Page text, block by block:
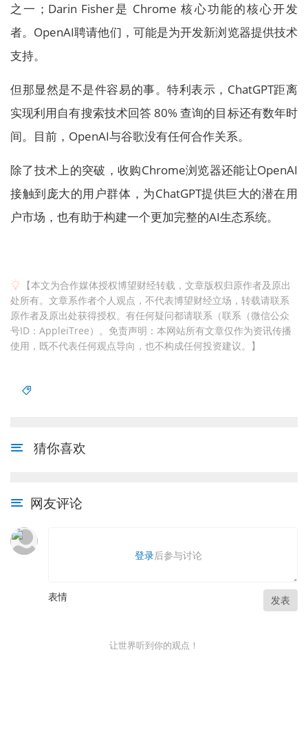
之一；Darin Fisher是 Chrome 核心功能的核心开发
者。OpenAI聘请他们，可能是为开发新浏览器提供技术
支持。
但那显然是不是件容易的事。特利表示，ChatGPT距离
实现利用自有搜索技术回答 80% 查询的目标还有数年时
间。目前，OpenAI与谷歌没有任何合作关系。
除了技术上的突破，收购Chrome浏览器还能让OpenAI
接触到庞大的用户群体，为ChatGPT提供巨大的潜在用
户市场，也有助于构建一个更加完整的AI生态系统。
【本文为合作媒体授权博望财经转载，文章版权归原作者及原出
处所有。文章系作者个人观点，不代表博望财经立场，转载请联系
原作者及原出处获得授权。有任何疑问都请联系（联系（微信公众
号ID：AppleiTree）。免责声明：本网站所有文章仅作为资讯传播
使用，既不代表任何观点导向，也不构成任何投资建议。】
猜你喜欢
网友评论
登录后参与讨论
表情 发表
让世界听到你的观点！